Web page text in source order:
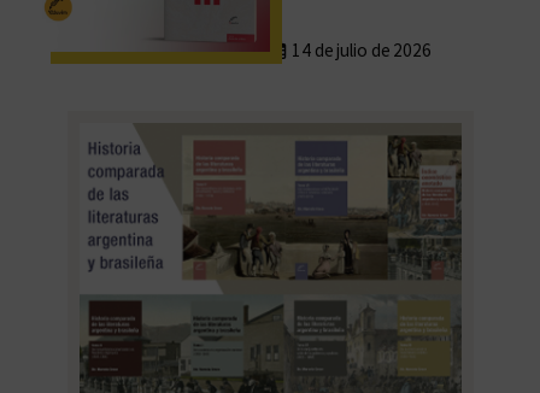
14 de julio de 2026